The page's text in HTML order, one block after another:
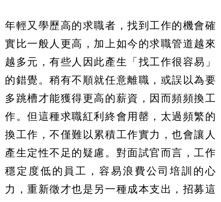
年輕又學歷高的求職者，找到工作的機會確
實比一般人更高，加上如今的求職管道越來
越多元，有些人因此產生「找工作很容易」
的錯覺。稍有不順就任意離職，或誤以為要
多跳槽才能獲得更高的薪資，因而頻頻換工
作。但這種求職紅利終會用罄，太過頻繁的
換工作，不僅難以累積工作實力，也會讓人
產生定性不足的疑慮。對面試官而言，工作
穩定度低的員工，容易浪費公司培訓的心
力，重新徵才也是另一種成本支出，招募這